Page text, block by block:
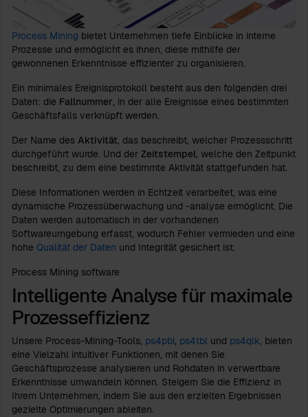
Process Mining bietet Unternehmen tiefe Einblicke in interne
Prozesse und ermöglicht es ihnen, diese mithilfe der
gewonnenen Erkenntnisse effizienter zu organisieren.
Ein minimales Ereignisprotokoll besteht aus den folgenden drei
Daten: die Fallnummer, in der alle Ereignisse eines bestimmten
Geschäftsfalls verknüpft werden.
Der Name des Aktivität, das beschreibt, welcher Prozessschritt
durchgeführt wurde. Und der Zeitstempel, welche den Zeitpunkt
beschreibt, zu dem eine bestimmte Aktivität stattgefunden hat.
Diese Informationen werden in Echtzeit verarbeitet, was eine
dynamische Prozessüberwachung und -analyse ermöglicht. Die
Daten werden automatisch in der vorhandenen
Softwareumgebung erfasst, wodurch Fehler vermieden und eine
hohe Qualität der Daten und Integrität gesichert ist.
Process Mining software
Intelligente Analyse für maximale
Prozesseffizienz
Unsere Process-Mining-Tools, ps4pbi, ps4tbl und ps4qlk, bieten
eine Vielzahl intuitiver Funktionen, mit denen Sie
Geschäftsprozesse analysieren und Rohdaten in verwertbare
Erkenntnisse umwandeln können. Steigern Sie die Effizienz in
Ihrem Unternehmen, indem Sie aus den erzielten Ergebnissen
gezielte Optimierungen ableiten.